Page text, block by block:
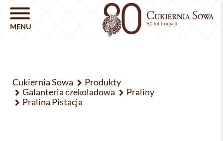
Cukiernia Sowa
Produkty
Galanteria czekoladowa
Praliny
Pralina Pistacja